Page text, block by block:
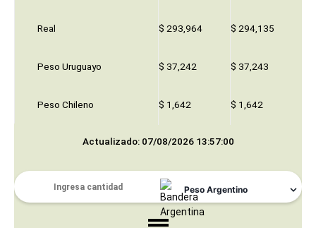
Real $ 293,964 $ 294,135
Peso Uruguayo $ 37,242 $ 37,243
Peso Chileno $ 1,642 $ 1,642
Actualizado: 07/08/2026 13:57:00